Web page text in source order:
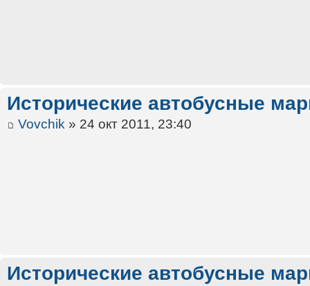
Исторические автобусные
Vovchik » 24 окт 2011, 23:40
Исторические автобусные